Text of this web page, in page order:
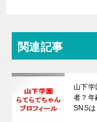
関連記事
山下
者？年
SNSは